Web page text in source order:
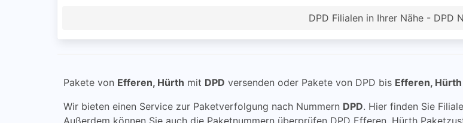
DPD Filialen in Ihrer Nähe - DPD
Pakete von Efferen, Hürth mit DPD versenden oder Pakete von DPD bis Efferen, Hürth
Wir bieten einen Service zur Paketverfolgung nach Nummern DPD. Hier finden Sie
Außerdem können Sie auch die Paketnummern überprüfen DPD Efferen, Hürth